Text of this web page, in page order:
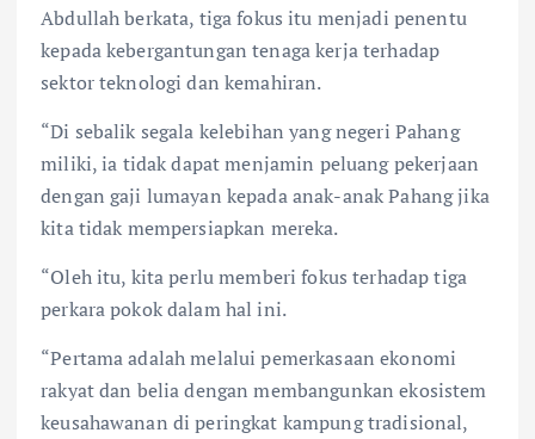
Abdullah berkata, tiga fokus itu menjadi penentu
kepada kebergantungan tenaga kerja terhadap
sektor teknologi dan kemahiran.
“Di sebalik segala kelebihan yang negeri Pahang
miliki, ia tidak dapat menjamin peluang pekerjaan
dengan gaji lumayan kepada anak-anak Pahang jika
kita tidak mempersiapkan mereka.
“Oleh itu, kita perlu memberi fokus terhadap tiga
perkara pokok dalam hal ini.
“Pertama adalah melalui pemerkasaan ekonomi
rakyat dan belia dengan membangunkan ekosistem
keusahawanan di peringkat kampung tradisional,